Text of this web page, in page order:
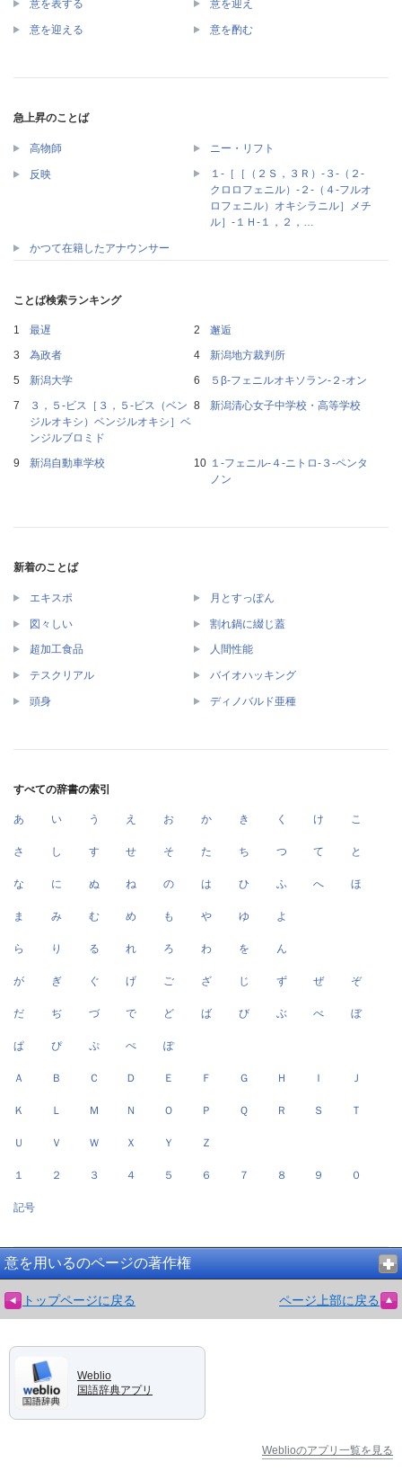
意を表する 意を迎え
意を迎える 意を酌む
急上昇のことば
高物師 ニー・リフト
反映
１‐［［（２Ｓ，３Ｒ）‐３‐（２‐
クロロフェニル）‐２‐（４‐フルオ
ロフェニル）オキシラニル］メチ
ル］‐１Ｈ‐１，２，…
かつて在籍したアナウンサー
ことば検索ランキング
最遅
邂逅
為政者
新潟地方裁判所
新潟大学
５β‐フェニルオキソラン‐２‐オン
３，５‐ビス［３，５‐ビス（ベン
ジルオキシ）ベンジルオキシ］ベ
ンジルブロミド
新潟清心女子中学校・高等学校
新潟自動車学校
１‐フェニル‐４‐ニトロ‐３‐ペンタ
ノン
新着のことば
エキスポ 月とすっぽん
図々しい 割れ鍋に綴じ蓋
超加工食品 人間性能
テスクリアル バイオハッキング
頭身 ディノバルド亜種
すべての辞書の索引
あ い う え お か き く け こ
さ し す せ そ た ち つ て と
な に ぬ ね の は ひ ふ へ ほ
ま み む め も や ゆ よ
ら り る れ ろ わ を ん
が ぎ ぐ げ ご ざ じ ず ぜ ぞ
だ ぢ づ で ど ば び ぶ べ ぼ
ぱ ぴ ぷ ぺ ぽ
Ａ Ｂ Ｃ Ｄ Ｅ Ｆ Ｇ Ｈ Ｉ Ｊ
Ｋ Ｌ Ｍ Ｎ Ｏ Ｐ Ｑ Ｒ Ｓ Ｔ
Ｕ Ｖ Ｗ Ｘ Ｙ Ｚ
１ ２ ３ ４ ５ ６ ７ ８ ９ ０
記号
意を用いるのページの著作権
トップページに戻る ページ上部に戻る
Weblio
国語辞典アプリ
Weblioのアプリ一覧を見る